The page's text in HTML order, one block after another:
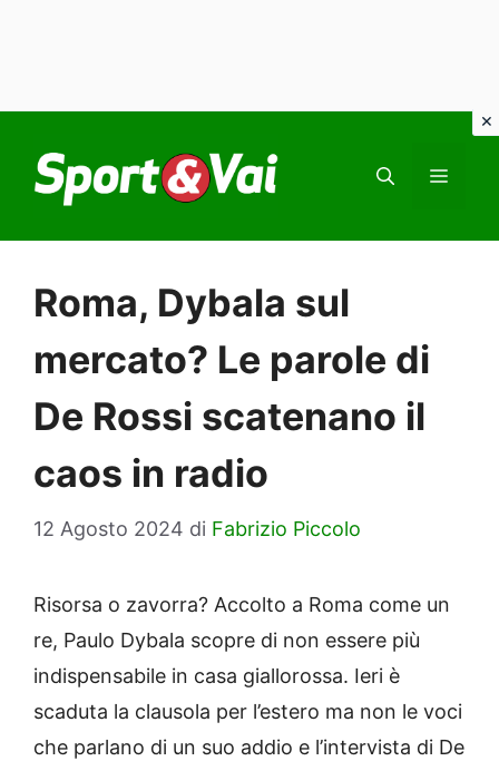
contenuto
Roma, Dybala sul
mercato? Le parole di
De Rossi scatenano il
caos in radio
12 Agosto 2024 di Fabrizio Piccolo
Risorsa o zavorra? Accolto a Roma come un
re, Paulo Dybala scopre di non essere più
indispensabile in casa giallorossa. Ieri è
scaduta la clausola per l’estero ma non le voci
che parlano di un suo addio e l’intervista di De